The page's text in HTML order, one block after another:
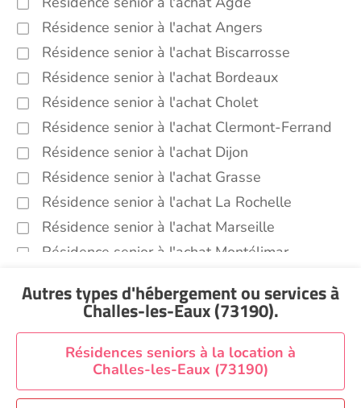
Résidence senior à l'achat Angers
Résidence senior à l'achat Biscarrosse
Résidence senior à l'achat Bordeaux
Résidence senior à l'achat Cholet
Résidence senior à l'achat Clermont-Ferrand
Résidence senior à l'achat Dijon
Résidence senior à l'achat Grasse
Résidence senior à l'achat La Rochelle
Résidence senior à l'achat Marseille
Résidence senior à l'achat Montélimar
Résidence senior à l'achat Saint-Etienne
Recherche par ville
Autres types d'hébergement ou servicesà
Challes-les-Eaux (73190).
Résidences seniors à la location à
Challes-les-Eaux (73190)